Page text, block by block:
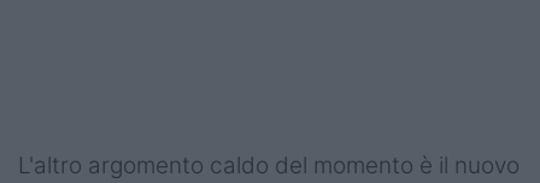
L'altro argomento caldo del momento è il nuovo